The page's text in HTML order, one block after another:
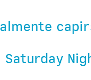
Saturday